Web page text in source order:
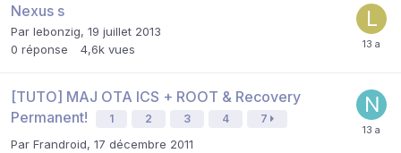
Nexus s
Par lebonzig, 19 juillet 2013
0 réponse 4,6k vues
[TUTO] MAJ OTA ICS + ROOT & Recovery
Permanent!
1 2 3 4 7
Par Frandroid, 17 décembre 2011